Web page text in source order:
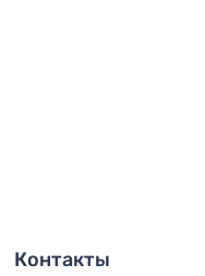
Контакты